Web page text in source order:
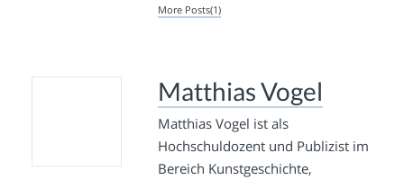
More Posts(1)
Matthias Vogel
Matthias Vogel ist als
Hochschuldozent und Publizist im
Bereich Kunstgeschichte,